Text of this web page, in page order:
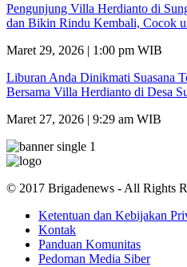
Pengunjung Villa Herdianto di
dan Bikin Rindu Kembali, Cocok
Maret 29, 2026 | 1:00 pm WIB
Liburan Anda Dinikmati Suasana
Bersama Villa Herdianto di Desa
Maret 27, 2026 | 9:29 am WIB
© 2017 Brigadenews - All Rights
Ketentuan dan Kebijakan
Kontak
Panduan Komunitas
Pedoman Media Siber